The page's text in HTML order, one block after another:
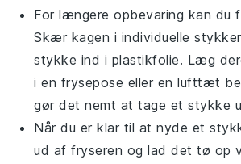
For længere opbevaring kan du
Skær kagen i individuelle
stykke ind i plastikfolie. Læg
i en frysepose eller en lufttæt
gør det nemt at tage et stykke
Når du er klar til at nyde et
ud af fryseren og lad det tø op